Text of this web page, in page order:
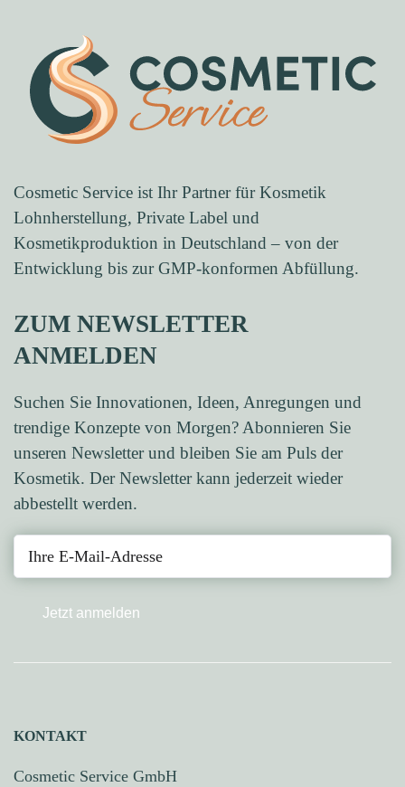
Cosmetic Service ist Ihr Partner fürKosmetik
Lohnherstellung, Private Label und
Kosmetikproduktion in Deutschland – von der
Entwicklung bis zur GMP-konformen Abfüllung.
ZUM NEWSLETTER
ANMELDEN
Suchen Sie Innovationen, Ideen, Anregungen und
trendige Konzepte von Morgen? Abonnieren Sie
unseren Newsletter und bleiben Sie am Puls der
Kosmetik. Der Newsletter kann jederzeit wieder
abbestellt werden.
Jetzt anmelden
KONTAKT
Cosmetic Service GmbH